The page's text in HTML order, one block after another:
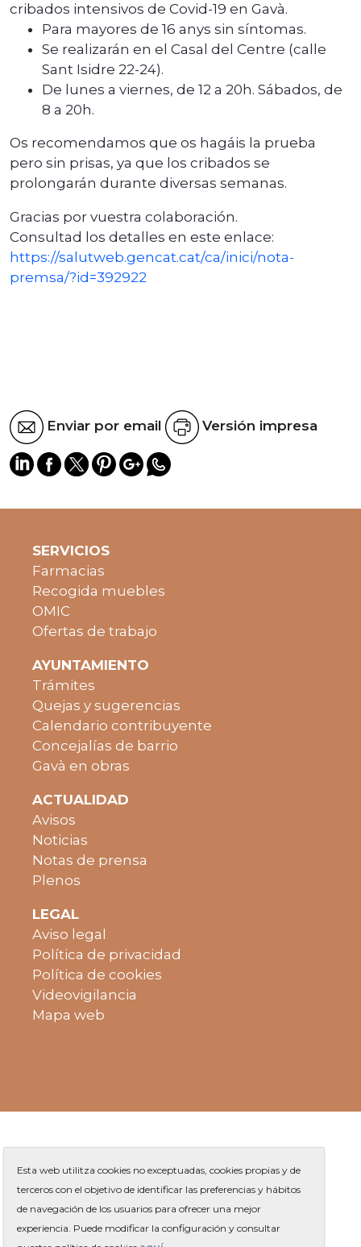
cribados intensivos de Covid-19 en Gavà.
Para mayores de 16 anys sin síntomas.
Se realizarán en el Casal del Centre (calle
Sant Isidre 22-24).
De lunes a viernes, de 12 a 20h. Sábados, de
8 a 20h.
Os recomendamos que os hagáis la prueba
pero sin prisas, ya que los cribados se
prolongarán durante diversas semanas.
Gracias por vuestra colaboración.
Consultad los detalles en este enlace:
https://salutweb.gencat.cat/ca/inici/nota-
premsa/?id=392922
Enviar por email Versión impresa
SERVICIOS
Farmacias
Recogida muebles
OMIC
Ofertas de trabajo
AYUNTAMIENTO
Trámites
Quejas y sugerencias
Calendario contribuyente
Concejalías de barrio
Gavà en obras
ACTUALIDAD
Avisos
Noticias
Notas de prensa
Plenos
LEGAL
Aviso legal
Política de privacidad
Política de cookies
Videovigilancia
Mapa web
Plaza de Jaume Balmes s/n
93 263 91 00
Esta web utilitza cookies no exceptuadas, cookies propias y de
terceros con el objetivo de identificar las preferencias y hábitos
de navegación de los usuarios para ofrecer una mejor
experiencia. Puede modificar la configuración y consultar